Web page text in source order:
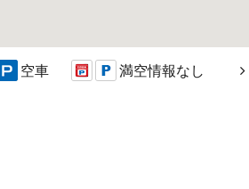
空車 満空情報なし